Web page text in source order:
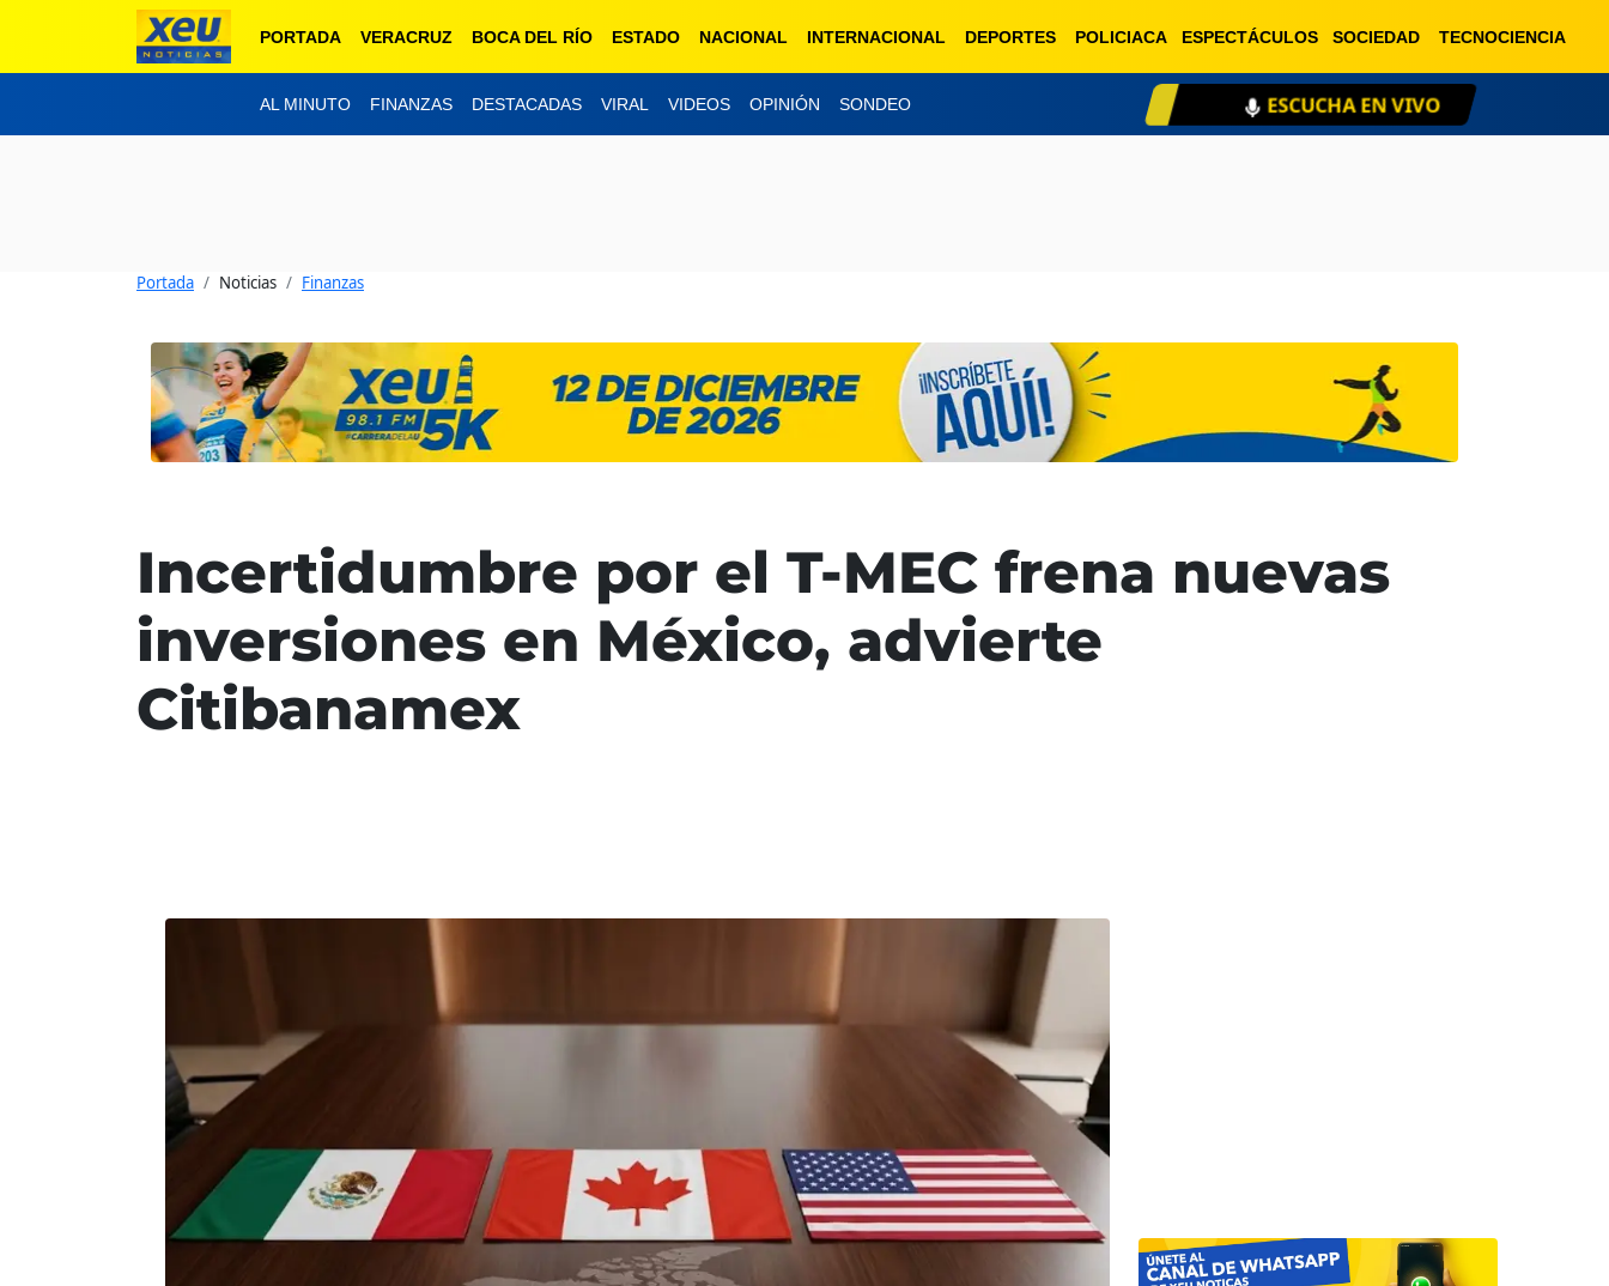
PORTADA VERACRUZ BOCA DEL RÍO ESTADO NACIONAL INTERNACIONAL DEPORTES POLICIACA ESPECTÁCULOS SOCIEDAD TECNOCIENCIA
AL MINUTO FINANZAS DESTACADAS VIRAL VIDEOS OPINIÓN SONDEO ESCUCHA EN VIVO
Portada Noticias Finanzas
Incertidumbre por el T-MEC frena nuevas
inversiones en México, advierte
Citibanamex